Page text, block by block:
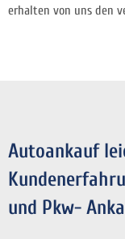
erhalten von uns den
Autoankauf
und Pkw-